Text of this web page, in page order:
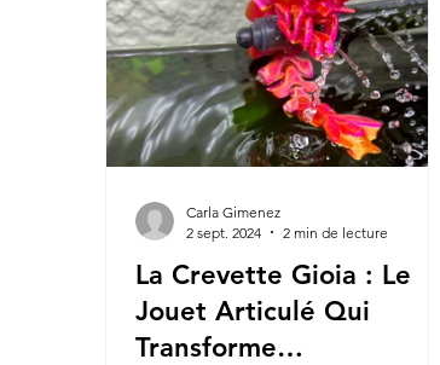
La Crevette Gioia : Le
Jouet Articulé Qui
Transforme
Carla Gimenez
2 sept. 2024
2 min de lecture